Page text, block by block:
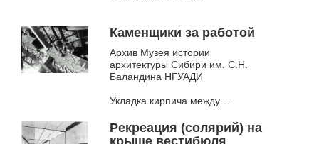
запланированные интерьеры
театра также пришлось
существенное пересматривать
— в них были добавлены...
Каменщики за работой
Архив Музея истории
архитектуры Сибири им. С.Н.
Баландина НГУАДИ
Укладка кирпича между
каркаса вестибюля.
Рекреация (солярий) на
крыше вестибюля